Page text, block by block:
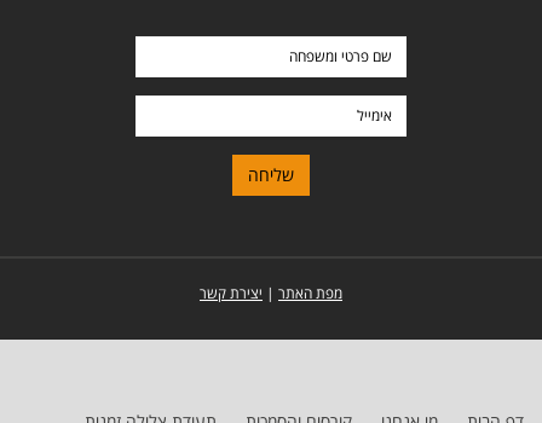
מפת האתר | יצירת קשר